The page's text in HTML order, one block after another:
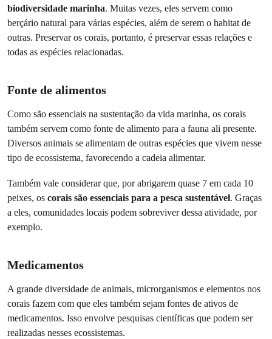
biodiversidade marinha. Muitas vezes, eles servem como
berçário natural para várias espécies, além de serem o habitat de
outras. Preservar os corais, portanto, é preservar essas relações e
todas as espécies relacionadas.
Fonte de alimentos
Como são essenciais na sustentação da vida marinha, os corais
também servem como fonte de alimento para a fauna ali presente.
Diversos animais se alimentam de outras espécies que vivem nesse
tipo de ecossistema, favorecendo a cadeia alimentar.
Também vale considerar que, por abrigarem quase 7 em cada 10
peixes, os corais são essenciais para a pesca sustentável. Graças
a eles, comunidades locais podem sobreviver dessa atividade, por
exemplo.
Medicamentos
A grande diversidade de animais, microrganismos e elementos nos
corais fazem com que eles também sejam fontes de ativos de
medicamentos. Isso envolve pesquisas científicas que podem ser
realizadas nesses ecossistemas.